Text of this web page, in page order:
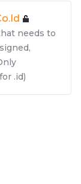
needs to
.id)